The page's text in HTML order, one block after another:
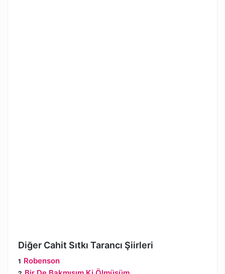
Diğer Cahit Sıtkı Tarancı Şiirleri
Robenson